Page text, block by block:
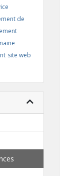
de
site web